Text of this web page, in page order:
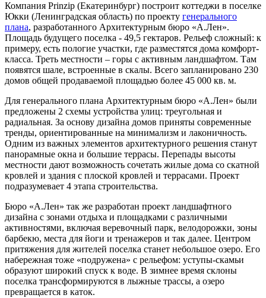
Компания Prinzip (Екатеринбург) построит коттеджи в поселке
Юкки (Ленинградская область) по проекту генерального
плана, разработанного Архитектурным бюро «А.Лен».
Площадь будущего поселка - 49,5 гектаров. Рельеф сложный: к
примеру, есть пологие участки, где разместятся дома комфорт-
класса. Треть местности – горы с активным ландшафтом. Там
появятся шале, встроенные в скалы. Всего запланировано 230
домов общей продаваемой площадью более 45 000 кв. м.
Для генерального плана Архитектурным бюро «А.Лен» были
предложены 2 схемы устройства улиц: треугольная и
радиальная. За основу дизайна домов приняты современные
тренды, ориентированные на минимализм и лаконичность.
Одним из важных элементов архитектурного решения станут
панорамные окна и большие террасы. Перепады высоты
местности дают возможность сочетать жилые дома со скатной
кровлей и здания с плоской кровлей и террасами. Проект
подразумевает 4 этапа строительства.
Бюро «А.Лен» так же разработан проект ландшафтного
дизайна с зонами отдыха и площадками с различными
активностями, включая веревочный парк, велодорожки, зоны
барбекю, места для йоги и тренажеров и так далее. Центром
притяжения для жителей поселка станет небольшое озеро. Его
набережная тоже «подружена» с рельефом: уступы-скамьи
образуют широкий спуск к воде. В зимнее время склоны
поселка трансформируются в лыжные трассы, а озеро
превращается в каток.